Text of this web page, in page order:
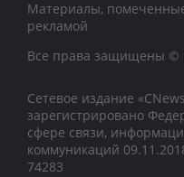
Материалы,
рекламой
Все права защищены ©
Сетевое издание
зарегистрировано
сфере связи,
коммуникаций
74283